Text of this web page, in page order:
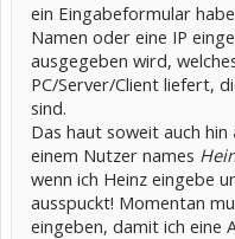
ein Eingabeformular
Namen oder eine IP
ausgegeben wird,
PC/Server/Client liefert,
sind.
Das haut soweit auch hin
einem Nutzer names
wenn ich Heinz eingebe
ausspuckt! Momentan
eingeben, damit ich eine